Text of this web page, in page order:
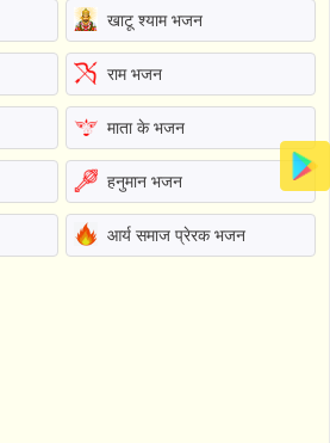
खाटू श्याम भजन
राम भजन
माता के भजन
हनुमान भजन
आर्य समाज प्रेरक भजन